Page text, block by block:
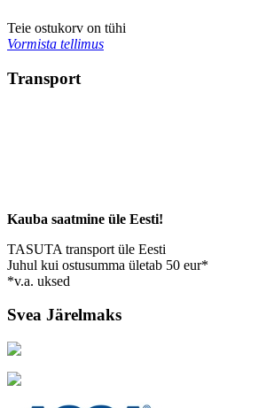
Teie ostukorv on tühi
Vormista tellimus
Transport
Kauba saatmine üle Eesti!
TASUTA transport üle Eesti
Juhul kui ostusumma ületab 50 eur*
*v.a. uksed
Svea Järelmaks